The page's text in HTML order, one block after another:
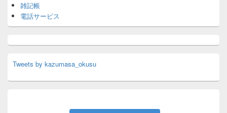
雑記帳
電話サービス
Tweets by kazumasa_okusu